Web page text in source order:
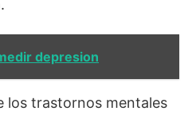
depresion
los trastornos mentales